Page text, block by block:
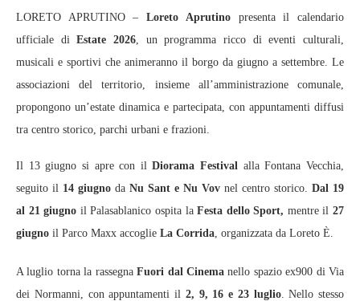
LORETO APRUTINO – Loreto Aprutinopresenta il calendario
ufficiale diEstate 2026, un programma ricco di eventi culturali,
musicali e sportivi che animeranno il borgo da giugno a settembre. Le
associazioni del territorio, insieme all’amministrazione comunale,
propongono un’estate dinamica e partecipata, con appuntamenti diffusi
tra centro storico, parchi urbani e frazioni.
Il 13 giugno si apre con ilDiorama Festival alla Fontana Vecchia,
seguito il 14 giugno da Nu Sant e Nu Vov nel centro storico. Dal 19
al 21 giugno il Palasablanico ospita laFesta dello Sport, mentre il 27
giugno il Parco Maxx accoglie La Corrida, organizzata da Loreto È.
A luglio torna la rassegnaFuori dal Cinemanello spazio ex900 di Via
dei Normanni, con appuntamenti il 2, 9, 16 e 23 luglio. Nello stesso